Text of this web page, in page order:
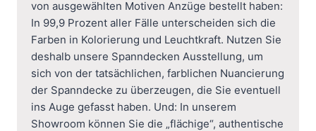
von ausgewählten Motiven Anzüge bestellt haben:
In 99,9 Prozent aller Fälle unterscheiden sich die
Farben in Kolorierung und Leuchtkraft. Nutzen Sie
deshalb unsere Spanndecken Ausstellung, um
sich von der tatsächlichen, farblichen Nuancierung
der Spanndecke zu überzeugen, die Sie eventuell
ins Auge gefasst haben. Und: In unserem
Showroom können Sie die „flächige“, authentische